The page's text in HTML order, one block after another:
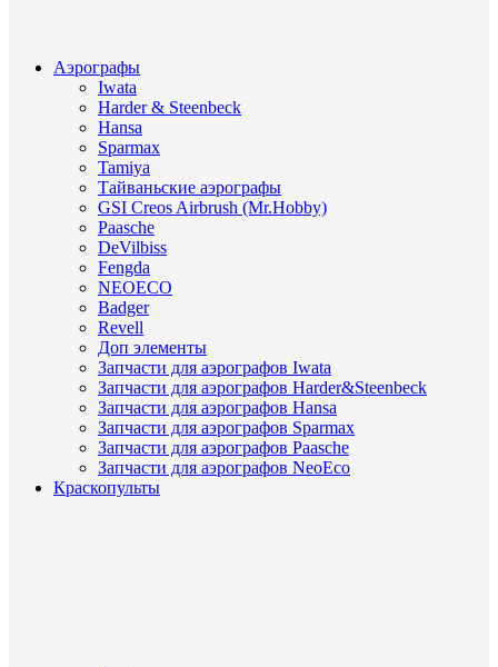
Аэрографы
Iwata
Harder & Steenbeck
Hansa
Sparmax
Tamiya
Тайваньские аэрографы
GSI Creos Airbrush (Mr.Hobby)
Paasche
DeVilbiss
Fengda
NEOECO
Badger
Revell
Доп элементы
Запчасти для аэрографов Iwata
Запчасти для аэрографов Harder&Steenbeck
Запчасти для аэрографов Hansa
Запчасти для аэрографов Sparmax
Запчасти для аэрографов Paasche
Запчасти для аэрографов NeoEco
Краскопульты